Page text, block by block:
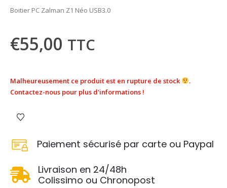
Boitier PC Zalman Z1 Néo USB3.0
€55,00 TTC
Malheureusement ce produit est en rupture de stock
.
Contactez-nous pour plus d'informations !
Paiement sécurisé par carte ou Paypal
Livraison en 24/48h
Colissimo ou Chronopost